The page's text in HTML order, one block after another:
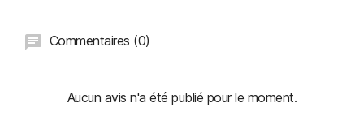
Commentaires (0)
Aucun avis n'a été publié pour le moment.